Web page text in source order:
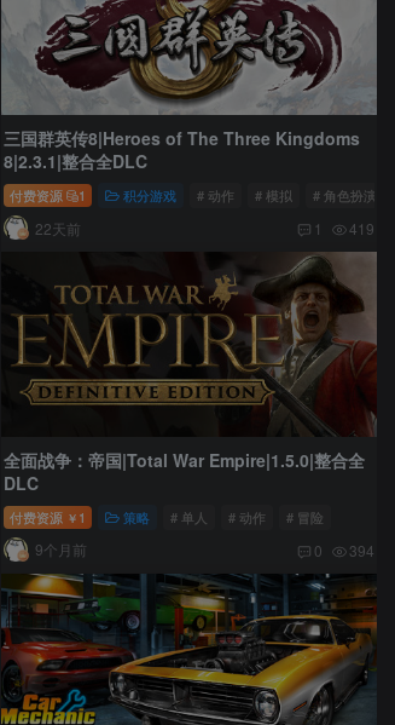
三国群英传8|Heroes of The Three Kingdoms
8|2.3.1|整合全DLC
付费资源 1 积分游戏 # 动作 # 模拟 # 角色扮演
22天前 1 419
全面战争：帝国|Total War Empire|1.5.0|整合全
DLC
付费资源 ￥ 1 策略 # 单人 # 动作 # 冒险
9个月前 0 394